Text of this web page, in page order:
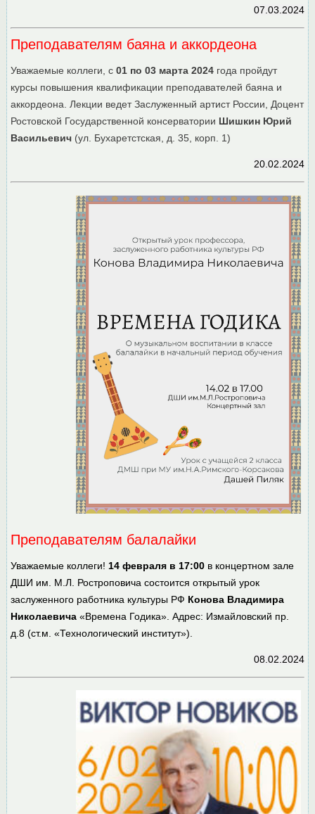
07.03.2024
Преподавателям баяна и аккордеона
Уважаемые коллеги, с01 по 03 марта 2024 года пройдут
курсы повышения квалификации преподавателей баяна и
аккордеона. Лекции ведет Заслуженный артист России, Доцент
Ростовской Государственной консерватории Шишкин Юрий
Васильевич (ул. Бухаретстская, д. 35, корп. 1)
20.02.2024
Преподавателям балалайки
Уважаемые коллеги! 14 февраля в 17:00 в концертном зале
ДШИ им. М.Л. Ростроповича состоится открытый урок
заслуженного работника культуры РФ Конова Владимира
Николаевича «Времена Годика». Адрес: Измайловский пр.
д.8 (ст.м. «Технологический институт»).
08.02.2024